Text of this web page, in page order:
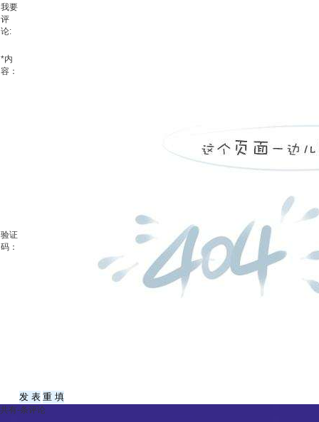
我要
评
论:
*内
容：
验证
码：
共有-条评论